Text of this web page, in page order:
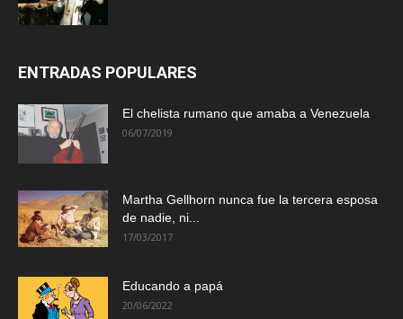
ENTRADAS POPULARES
El chelista rumano que amaba a Venezuela
06/07/2019
Martha Gellhorn nunca fue la tercera esposa
de nadie, ni...
17/03/2017
Educando a papá
20/06/2022